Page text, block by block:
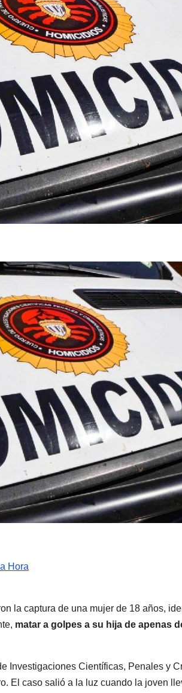
Hora
la captura de una mujer de 18 años,
matar a golpes a su hija de apenas
Investigaciones Científicas, Penales y
El caso salió a la luz cuando la joven